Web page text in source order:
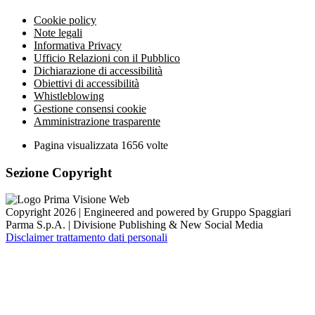
Cookie policy
Note legali
Informativa Privacy
Ufficio Relazioni con il Pubblico
Dichiarazione di accessibilità
Obiettivi di accessibilità
Whistleblowing
Gestione consensi cookie
Amministrazione trasparente
Pagina visualizzata 1656 volte
Sezione Copyright
Copyright 2026 | Engineered and powered by Gruppo Spaggiari
Parma S.p.A. | Divisione Publishing & New Social Media
Disclaimer trattamento dati personali